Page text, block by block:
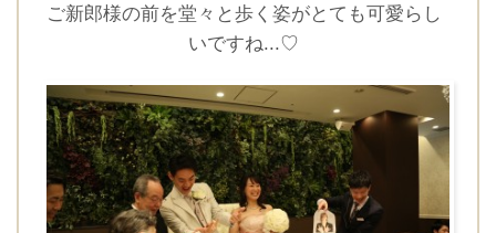
ご新郎様の前を堂々と歩く姿がとても可愛らし
いですね...♡